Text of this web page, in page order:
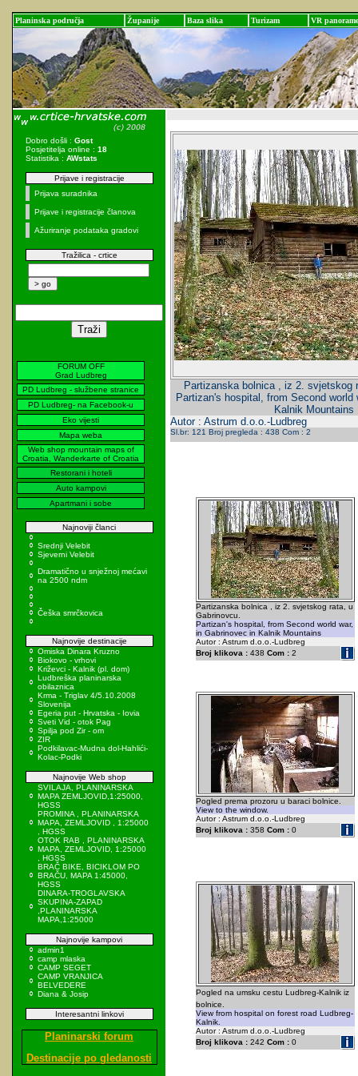
Planinska područja Županije Baza slika Turizam VR panorame
Dobro došli : Gost
Posjetitelja online : 18
Statistika : AWstats
Prijave i registracije
Prijava suradnika
Prijave i registracije članova
Ažuriranje podataka gradovi
Tražilica - crtice
FORUM OFF
Grad Ludbreg
PD Ludbreg - službene stranice
PD Ludbreg- na Facebook-u
Eko vijesti
Mapa weba
Web shop mountain maps of
Croatia, Wanderkarte of Croatia
Restorani i hoteli
Auto kampovi
Apartmani i sobe
Najnoviji članci
Srednji Velebit
Sjeverni Velebit
Dramatično u snježnoj mećavi
na 2500 ndm
Češka smrčkovica
Najnovije destinacije
Omiska Dinara Kruzno
Biokovo - vrhovi
Križevci - Kalnik (pl. dom)
Ludbreška planinarska
obilaznica
Krma - Triglav 4/5.10.2008
Slovenija
Egeria put - Hrvatska - Iovia
Sveti Vid - otok Pag
Spilja pod Zir - om
ZIR
Podkilavac-Mudna dol-Hahlići-
Kolac-Podki
Najnovije Web shop
SVILAJA, PLANINARSKA
MAPA ZEMLJOVID,1:25000,
HGSS
PROMINA , PLANINARSKA
MAPA, ZEMLJOVID , 1:25000
, HGSS
OTOK RAB , PLANINARSKA
MAPA, ZEMLJOVID, 1:25000
, HGSS
BRAČ BIKE, BICIKLOM PO
BRAČU, MAPA 1:45000,
HGSS
DINARA-TROGLAVSKA
SKUPINA-ZAPAD
,PLANINARSKA
MAPA,1:25000
Najnovije kampovi
admin1
camp mlaska
CAMP SEGET
CAMP VRANJICA
BELVEDERE
Diana & Josip
Interesantni linkovi
Planinarski forum
Destinacije po gledanosti
Partizanska bolnica , iz 2. svjetskog
Partizan's hospital, from Second world
Kalnik Mountains
Autor : Astrum d.o.o.-Ludbreg
Sl.br: 121 Broj pregleda : 438 Com : 2
Partizanska bolnica , iz 2. svjetskog rata, u
Gabrinovcu.
Partizan's hospital, from Second world war,
in Gabrinovec in Kalnik Mountains
Autor : Astrum d.o.o.-Ludbreg
Broj klikova :438 Com :2
Pogled prema prozoru u baraci bolnice.
View to the window.
Autor : Astrum d.o.o.-Ludbreg
Broj klikova :358 Com :0
Pogled na umsku cestu Ludbreg-Kalnik iz
bolnice.
View from hospital on forest road Ludbreg-
Kalnik.
Autor : Astrum d.o.o.-Ludbreg
Broj klikova :242 Com :0